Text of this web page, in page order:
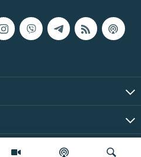
2026 | Усі права застережено.